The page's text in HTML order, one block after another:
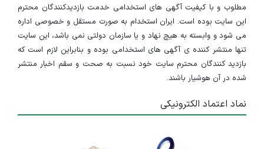
مطلوب و با کیفیت آگهی های استخدامی خدمت بازدیدکنندگان محترم
این سایت بوده است. ایران استخدام به صورت مستقل و خصوصی اداره
می شود و وابسته به هیچ نهاد و یا سازمان دولتی نمی باشد، این سایت
تنها منتشر کننده ی آگهی های استخدامی بوده و بنابراین لازم است که
بازدید کنندگان محترم سایت خود نسبت به صحت و سقم اخبار منتشر
شده در آن هوشیار باشند.
نماد اعتماد الکترونیکی